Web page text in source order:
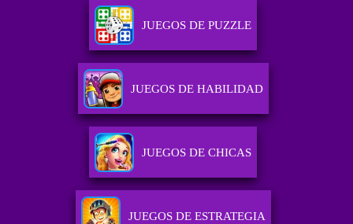
JUEGOS DE PUZZLE
JUEGOS DE HABILIDAD
JUEGOS DE CHICAS
JUEGOS DE ESTRATEGIA